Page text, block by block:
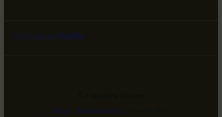
Syndrome de Stendhal
Home Tous les articles